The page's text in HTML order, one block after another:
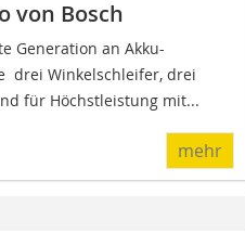
von Bosch
Generation an Akku-
drei Winkelschleifer, drei
für Höchstleistung mit...
mehr